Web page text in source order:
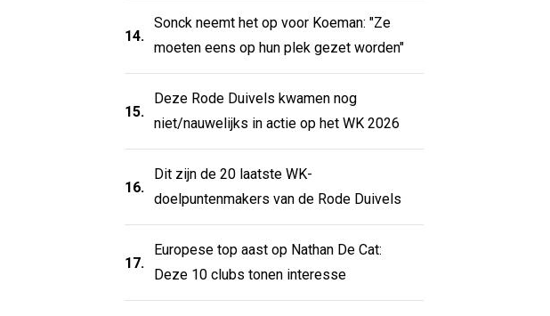
14.
Sonck neemt het op voor Koeman: "Ze
moeten eens op hun plek gezet worden"
15.
Deze Rode Duivels kwamen nog
niet/nauwelijks in actie op het WK 2026
16.
Dit zijn de 20 laatste WK-
doelpuntenmakers van de Rode Duivels
17.
Europese top aast op Nathan De Cat:
Deze 10 clubs tonen interesse